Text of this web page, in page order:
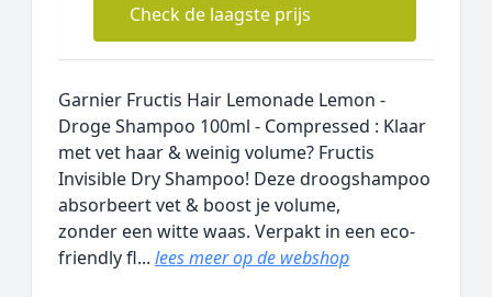
Check de laagste prijs
Garnier Fructis Hair Lemonade Lemon -
Droge Shampoo 100ml - Compressed : Klaar
met vet haar & weinig volume? Fructis
Invisible Dry Shampoo! Deze droogshampoo
absorbeert vet & boost je volume,
zonder een witte waas. Verpakt in een eco-
friendly fl... lees meer op de webshop